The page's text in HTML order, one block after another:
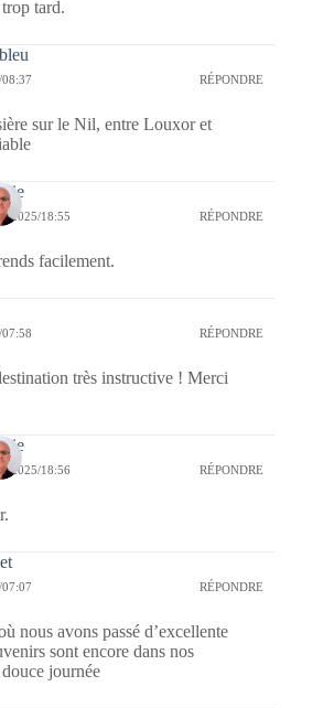
tard.
RÉPONDRE
sur le Nil, entre Louxor et
2025/18:55 RÉPONDRE
facilement.
RÉPONDRE
très instructive ! Merci
2025/18:56 RÉPONDRE
RÉPONDRE
nous avons passé d’excellente
sont encore dans nos
journée